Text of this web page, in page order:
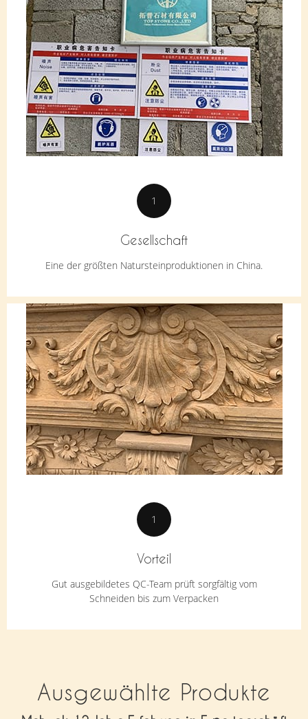
1
Gesellschaft
Eine der größten Natursteinproduktionen in China.
1
Vorteil
Gut ausgebildetes QC-Team prüft sorgfältig vom
Schneiden bis zum Verpacken
Ausgewählte Produkte